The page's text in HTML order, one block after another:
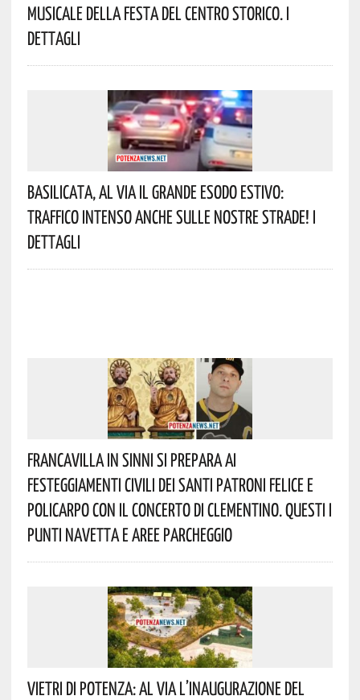
Musicale Della Festa Del Centro Storico. I
Dettagli
Basilicata, Al Via Il Grande Esodo Estivo:
Traffico Intenso Anche Sulle Nostre Strade! I
Dettagli
Francavilla In Sinni Si Prepara Ai
Festeggiamenti Civili Dei Santi Patroni Felice E
Policarpo Con Il Concerto Di Clementino. Questi I
Punti Navetta E Aree Parcheggio
Vietri Di Potenza: Al Via L’inaugurazione Del